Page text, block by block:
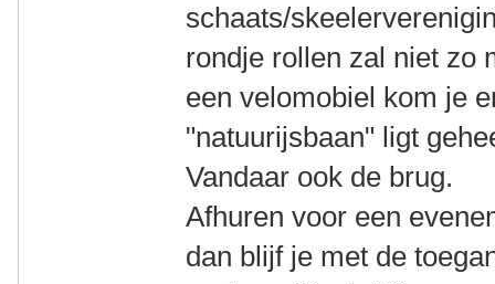
schaats/
rondje rollen zal niet zo
een velomobiel kom je
"natuurijsbaan" ligt
Vandaar ook de brug.
Afhuren voor een
dan blijf je met de